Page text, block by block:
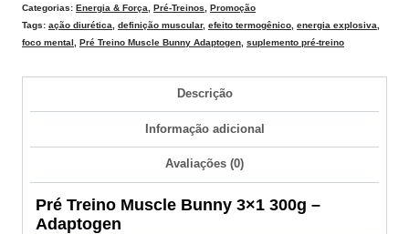
Categorias: Energia & Força Pré-Treinos
Promoção
Tags: ação diurética definição muscular, efeito termogênico energia explosiva
foco mental
Pré Treino Muscle Bunny Adaptogen suplemento pré-treino
Descrição
Informação adicional
Avaliações (0)
Pré Treino Muscle Bunny 3×1 300g –
Adaptogen